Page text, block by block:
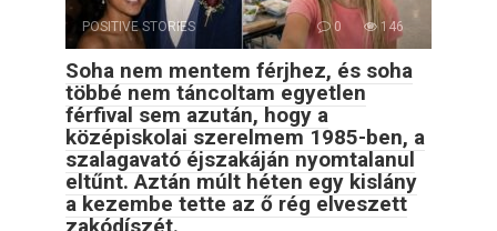
POSITIVE STORIES 0 146
Soha nem mentem férjhez, és soha
többé nem táncoltam egyetlen
férfival sem azután, hogy a
középiskolai szerelmem 1985-ben, a
szalagavató éjszakáján nyomtalanul
eltűnt. Aztán múlt héten egy kislány
a kezembe tette az ő rég elveszett
zakódíszét.